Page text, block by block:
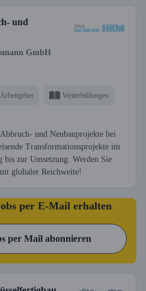
und
GmbH
Weiterbildungen
und Neubauprojekte bei
Transformationsprojekte im
bis zur Umsetzung. Werden Sie
globaler Reichweite!
per E-Mail erhalten
per Mail abonnieren